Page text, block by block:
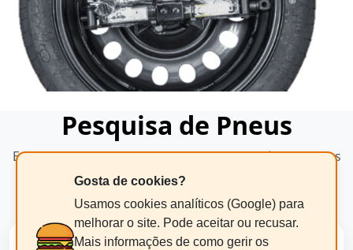
Pesquisa de Pneus
Encontre os melhores pneus para o seu veículo com as
principais marcas do mercado.
Gosta de cookies?
Usamos cookies analíticos (Google) para
melhorar o site. Pode aceitar ou recusar.
Mais informações de como gerir os